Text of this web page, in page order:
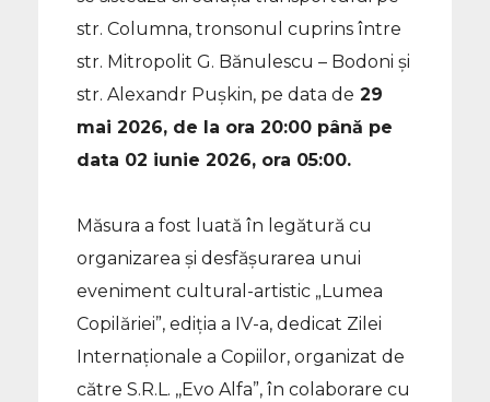
str. Columna, tronsonul cuprins între
str. Mitropolit G. Bănulescu – Bodoni și
str. Alexandr Pușkin, pe data de 29
mai 2026, de la ora 20:00 până pe
data 02 iunie 2026, ora 05:00.
Măsura a fost luată în legătură cu
organizarea și desfășurarea unui
eveniment cultural-artistic „Lumea
Copilăriei”, ediția a IV-a, dedicat Zilei
Internaționale a Copiilor, organizat de
către S.R.L. ,,Evo Alfa”, în colaborare cu